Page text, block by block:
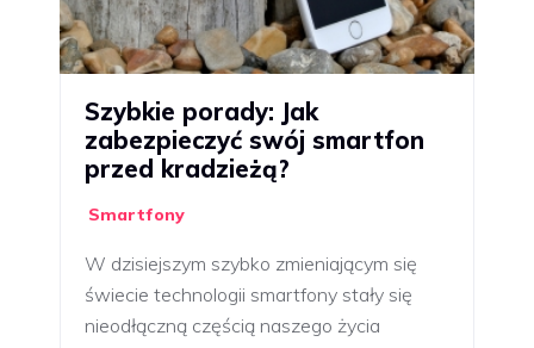
Szybkie porady: Jak
zabezpieczyć swój smartfon
przed kradzieżą?
Smartfony
W dzisiejszym szybko zmieniającym się
świecie technologii smartfony stały się
nieodłączną częścią naszego życia